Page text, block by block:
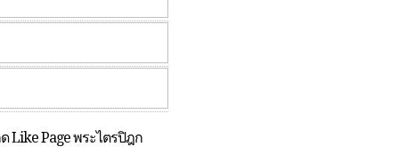
Like Page พระไตรปิฎก